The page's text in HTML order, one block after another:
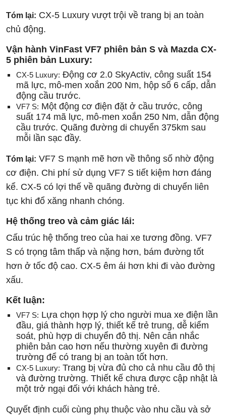
Tóm lại: CX-5 Luxury vượt trội về trang bị an toàn
chủ động.
Vận hành VinFast VF7 phiên bản S và Mazda CX-
5 phiên bản Luxury:
CX-5 Luxury: Động cơ 2.0 SkyActiv, công suất 154
mã lực, mô-men xoắn 200 Nm, hộp số 6 cấp, dẫn
động cầu trước.
VF7 S: Một động cơ điện đặt ở cầu trước, công
suất 174 mã lực, mô-men xoắn 250 Nm, dẫn động
cầu trước. Quãng đường di chuyển 375km sau
mỗi lần sạc đầy.
Tóm lại: VF7 S mạnh mẽ hơn về thông số nhờ động
cơ điện. Chi phí sử dụng VF7 S tiết kiệm hơn đáng
kể. CX-5 có lợi thế về quãng đường di chuyển liên
tục khi đổ xăng nhanh chóng.
Hệ thống treo và cảm giác lái:
Cấu trúc hệ thống treo của hai xe tương đồng. VF7
S có trọng tâm thấp và nặng hơn, bám đường tốt
hơn ở tốc độ cao. CX-5 êm ái hơn khi đi vào đường
xấu.
Kết luận:
VF7 S: Lựa chọn hợp lý cho người mua xe điện lần
đầu, giá thành hợp lý, thiết kế trẻ trung, dễ kiểm
soát, phù hợp di chuyển đô thị. Nên cân nhắc
phiên bản cao hơn nếu thường xuyên đi đường
trường để có trang bị an toàn tốt hơn.
CX-5 Luxury: Trang bị vừa đủ cho cả nhu cầu đô thị
và đường trường. Thiết kế chưa được cập nhật là
một trở ngại đối với khách hàng trẻ.
Quyết định cuối cùng phụ thuộc vào nhu cầu và sở